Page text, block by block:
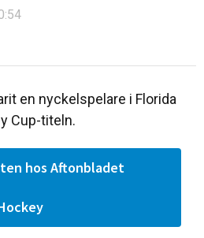
en nyckelspelare i Florida
Cup-titeln.
hos Aftonbladet